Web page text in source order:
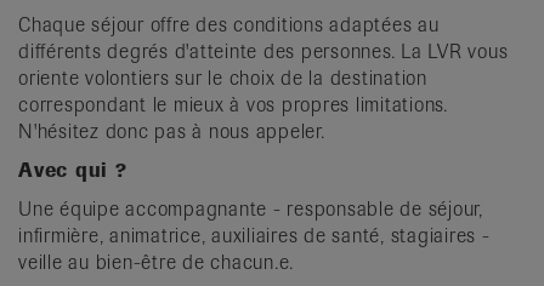
Chaque séjour offre des conditions adaptées au
différents degrés d'atteinte des personnes. La LVR vous
oriente volontiers sur le choix de la destination
correspondant le mieux à vos propres limitations.
N'hésitez donc pas à nous appeler.
Avec qui ?
Une équipe accompagnante - responsable de séjour,
infirmière, animatrice, auxiliaires de santé, stagiaires -
veille au bien-être de chacun.e.